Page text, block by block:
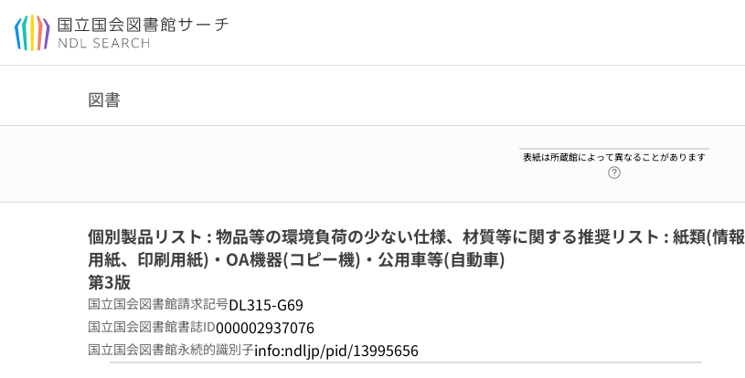
本文へ移動
図書
表紙は所蔵館によって異なることがあります
個別製品リスト : 物品等の環境負荷の少ない仕様、材質等に関する推奨リスト : 紙類(情報
用紙、印刷用紙)・OA機器(コピー機)・公用車等(自動車)
第3版
国立国会図書館請求記号DL315-G69
国立国会図書館書誌ID000002937076
国立国会図書館永続的識別子info:ndljp/pid/13995656